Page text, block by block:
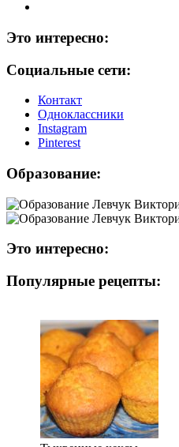
Это интересно:
Социальные сети:
Контакт
Одноклассники
Instagram
Рinterest
Образование:
Это интересно:
Популярные рецепты: